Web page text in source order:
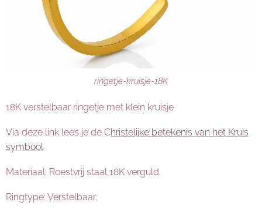
ringetje-kruisje-18K
18K verstelbaar ringetje met klein kruisje
Via deze link lees je de Christelijke betekenis van het Kruis
symbool
Materiaal: Roestvrij staal,18K verguld.
Ringtype: Verstelbaar.